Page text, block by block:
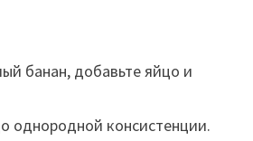
банан, добавьте яйцо и
однородной консистенции.